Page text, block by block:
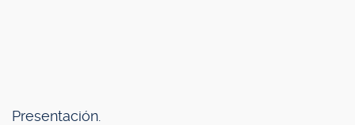
Presentación.